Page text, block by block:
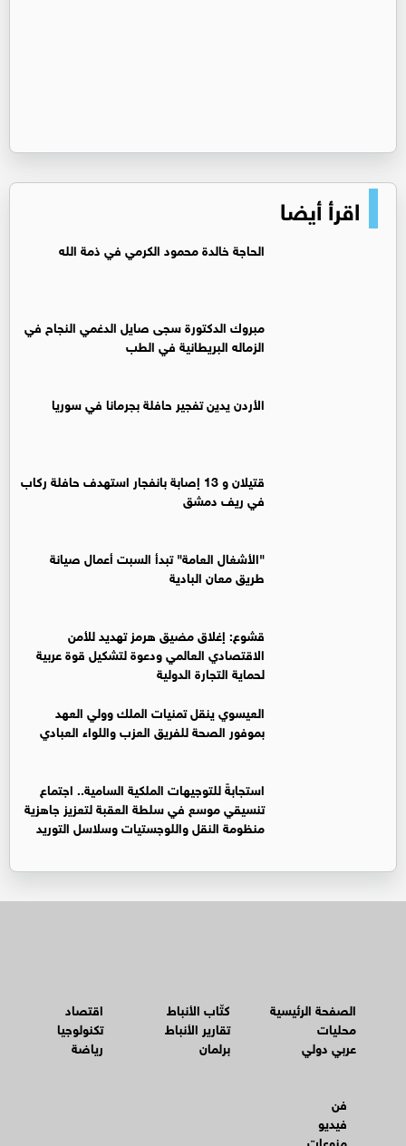
اقرأ أيضا
الحاجة خالدة محمود الكرمي في ذمة الله
مبروك الدكتورة سجى صايل الدغمي النجاح في
الزماله البريطانية في الطب
الأردن يدين تفجير حافلة بجرمانا في سوريا
قتيلان و 13 إصابة بانفجار استهدف حافلة ركاب
في ريف دمشق
"الأشغال العامة" تبدأ السبت أعمال صيانة
طريق معان البادية
قشوع: إغلاق مضيق هرمز تهديد للأمن
الاقتصادي العالمي ودعوة لتشكيل قوة عربية
لحماية التجارة الدولية
العيسوي ينقل تمنيات الملك وولي العهد
بموفور الصحة للفريق العزب واللواء العبادي
استجابةً للتوجيهات الملكية السامية.. اجتماع
تنسيقي موسع في سلطة العقبة لتعزيز جاهزية
منظومة النقل واللوجستيات وسلاسل التوريد
الصفحة الرئيسية
محليات
عربي دولي
كتّاب الأنباط
تقارير الأنباط
برلمان
اقتصاد
تكنولوجيا
رياضة
فن
فيديو
منوعات